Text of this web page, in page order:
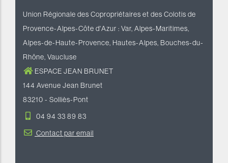
Union Régionale des Copropriétaires et des Colotis de
Provence-Alpes-Côte d'Azur : Var, Alpes-Maritimes,
Alpes-de-Haute-Provence, Hautes-Alpes, Bouches-du-
Rhône, Vaucluse
ESPACE JEAN BRUNET
144 Avenue Jean Brunet
83210 - Solliès-Pont
04 94 33 89 83
Contact par email